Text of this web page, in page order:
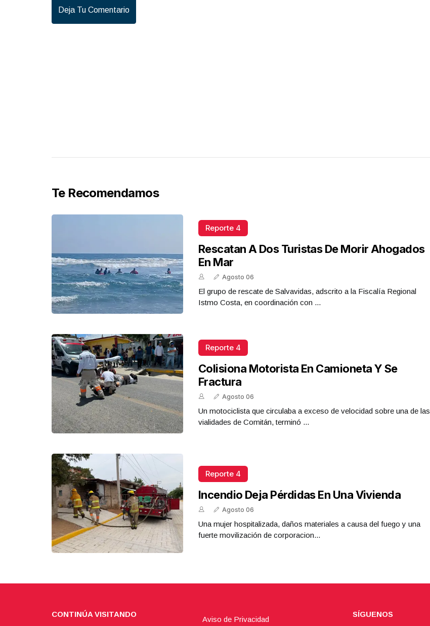
Deja Tu Comentario
Te Recomendamos
Reporte 4
Rescatan A Dos Turistas De Morir Ahogados
En Mar
Agosto 06
El grupo de rescate de Salvavidas, adscrito a la Fiscalía Regional
Istmo Costa, en coordinación con ...
Reporte 4
Colisiona Motorista En Camioneta Y Se
Fractura
Agosto 06
Un motociclista que circulaba a exceso de velocidad sobre una de las
vialidades de Comitán, terminó ...
Reporte 4
Incendio Deja Pérdidas En Una Vivienda
Agosto 06
Una mujer hospitalizada, daños materiales a causa del fuego y una
fuerte movilización de corporacion...
REPORTE4 | 03 10 2025 con Rodolfo Flores
CONTINÚA VISITANDO
Aviso de Privacidad
SÍGUENOS